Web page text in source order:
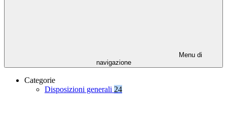
Menu di
navigazione
Categorie
Disposizioni generali 24